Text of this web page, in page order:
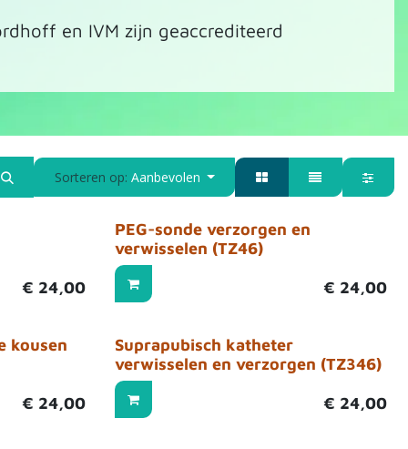
en IVM zijn geaccrediteerd
Sorteren op: Aanbevolen
€ 24,00
PEG-sonde verzorgen en
verwisselen (TZ46)
€ 24,00
kousen
€ 24,00
Suprapubisch katheter
verwisselen en verzorgen (TZ346)
€ 24,00